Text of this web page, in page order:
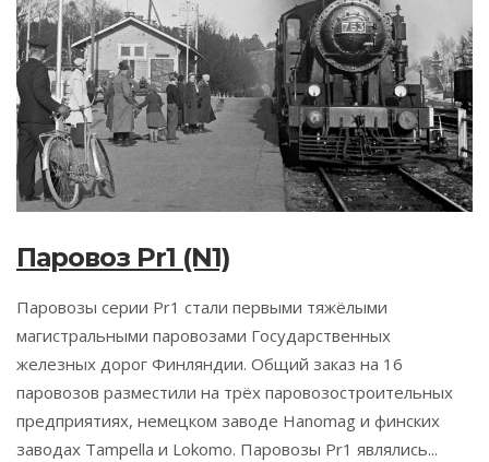
Паровоз Pr1 (N1)
Паровозы серии Pr1 стали первыми тяжёлыми
магистральными паровозами Государственных
железных дорог Финляндии. Общий заказ на 16
паровозов разместили на трёх паровозостроительных
предприятиях, немецком заводе Hanomag и финских
заводах Tampella и Lokomo. Паровозы Pr1 являлись...